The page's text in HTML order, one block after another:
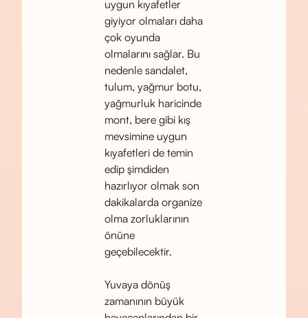
uygun kıyafetler
giyiyor olmaları daha
çok oyunda
olmalarını sağlar. Bu
nedenle sandalet,
tulum, yağmur botu,
yağmurluk haricinde
mont, bere gibi kış
mevsimine uygun
kıyafetleri de temin
edip şimdiden
hazırlıyor olmak son
dakikalarda organize
olma zorluklarının
önüne
geçebilecektir.
Yuvaya dönüş
zamanının büyük